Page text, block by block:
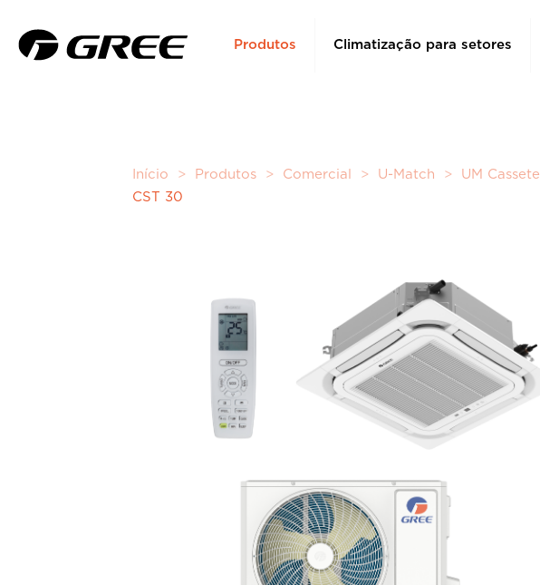
Produtos Climatização para setores
Início > Produtos > Comercial > U-Match > UM Cassete
CST 30